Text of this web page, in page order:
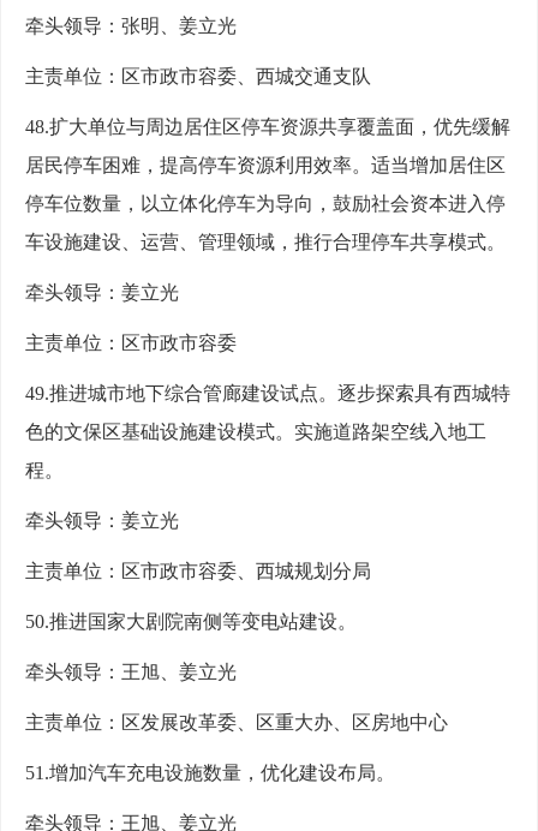
牵头领导：张明、姜立光
主责单位：区市政市容委、西城交通支队
48.扩大单位与周边居住区停车资源共享覆盖面，优先缓解
居民停车困难，提高停车资源利用效率。适当增加居住区
停车位数量，以立体化停车为导向，鼓励社会资本进入停
车设施建设、运营、管理领域，推行合理停车共享模式。
牵头领导：姜立光
主责单位：区市政市容委
49.推进城市地下综合管廊建设试点。逐步探索具有西城特
色的文保区基础设施建设模式。实施道路架空线入地工
程。
牵头领导：姜立光
主责单位：区市政市容委、西城规划分局
50.推进国家大剧院南侧等变电站建设。
牵头领导：王旭、姜立光
主责单位：区发展改革委、区重大办、区房地中心
51.增加汽车充电设施数量，优化建设布局。
牵头领导：王旭、姜立光